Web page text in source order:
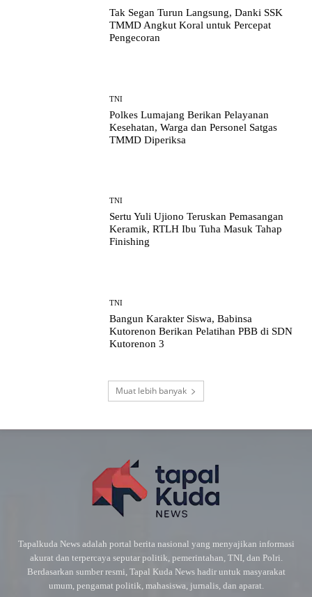
Tak Segan Turun Langsung, Danki SSK
TMMD Angkut Koral untuk Percepat
Pengecoran
TNI
Polkes Lumajang Berikan Pelayanan
Kesehatan, Warga dan Personel Satgas
TMMD Diperiksa
TNI
Sertu Yuli Ujiono Teruskan Pemasangan
Keramik, RTLH Ibu Tuha Masuk Tahap
Finishing
TNI
Bangun Karakter Siswa, Babinsa
Kutorenon Berikan Pelatihan PBB di SDN
Kutorenon 3
Muat lebih banyak
Tapalkuda News adalah portal berita nasional yang menyajikan informasi
akurat dan terpercaya seputar politik, pemerintahan, TNI, dan Polri.
Berdasarkan sumber resmi, Tapal Kuda News hadir untuk masyarakat
umum, pengamat politik, mahasiswa, jurnalis, dan aparat.